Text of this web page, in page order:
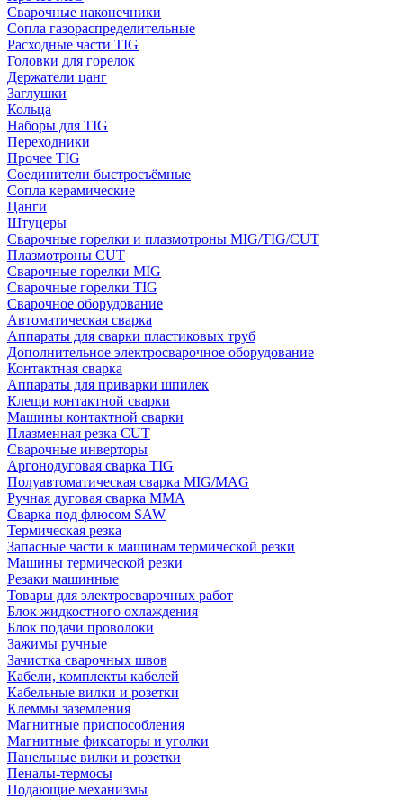
Сварочные наконечники
Сопла газораспределительные
Расходные части TIG
Головки для горелок
Держатели цанг
Заглушки
Кольца
Наборы для TIG
Переходники
Прочее TIG
Соединители быстросъёмные
Сопла керамические
Цанги
Штуцеры
Сварочные горелки и плазмотроны MIG/TIG/CUT
Плазмотроны CUT
Сварочные горелки MIG
Сварочные горелки TIG
Сварочное оборудование
Автоматическая сварка
Аппараты для сварки пластиковых труб
Дополнительное электросварочное оборудование
Контактная сварка
Аппараты для приварки шпилек
Клещи контактной сварки
Машины контактной сварки
Плазменная резка CUT
Сварочные инверторы
Аргонодуговая сварка TIG
Полуавтоматическая сварка MIG/MAG
Ручная дуговая сварка MMA
Сварка под флюсом SAW
Термическая резка
Запасные части к машинам термической резки
Машины термической резки
Резаки машинные
Товары для электросварочных работ
Блок жидкостного охлаждения
Блок подачи проволоки
Зажимы ручные
Зачистка сварочных швов
Кабели, комплекты кабелей
Кабельные вилки и розетки
Клеммы заземления
Магнитные приспособления
Магнитные фиксаторы и уголки
Панельные вилки и розетки
Пеналы-термосы
Подающие механизмы